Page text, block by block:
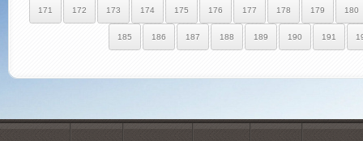
171 172 173 174 175 176 177 178 179 180
185 186 187 188 189 190 191